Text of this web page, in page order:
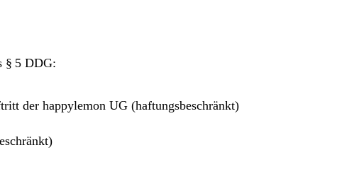
§ 5 DDG:
der happylemon UG (haftungsbeschränkt)